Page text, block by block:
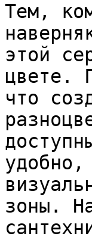
Тем,
этой
цвете.
что
удобно,
зоны.